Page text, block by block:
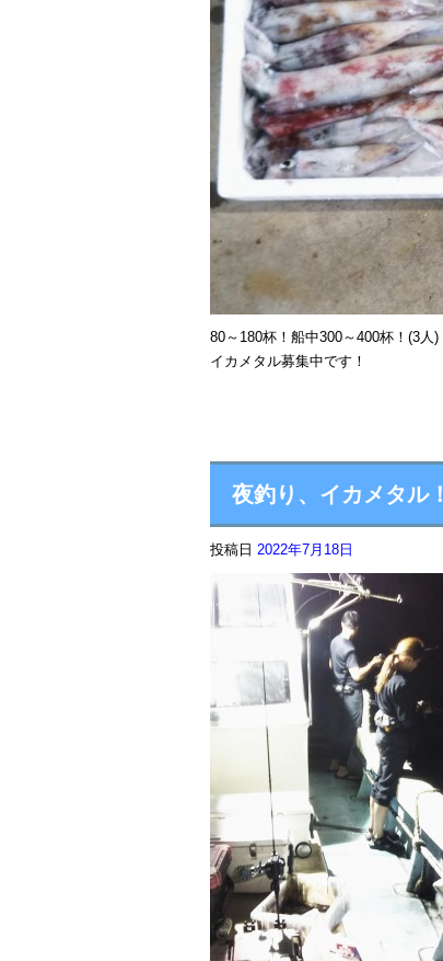
80～180杯！船中300～400杯！(3人)
イカメタル募集中です！
夜釣り、イカメタル！
投稿日 2022年7月18日